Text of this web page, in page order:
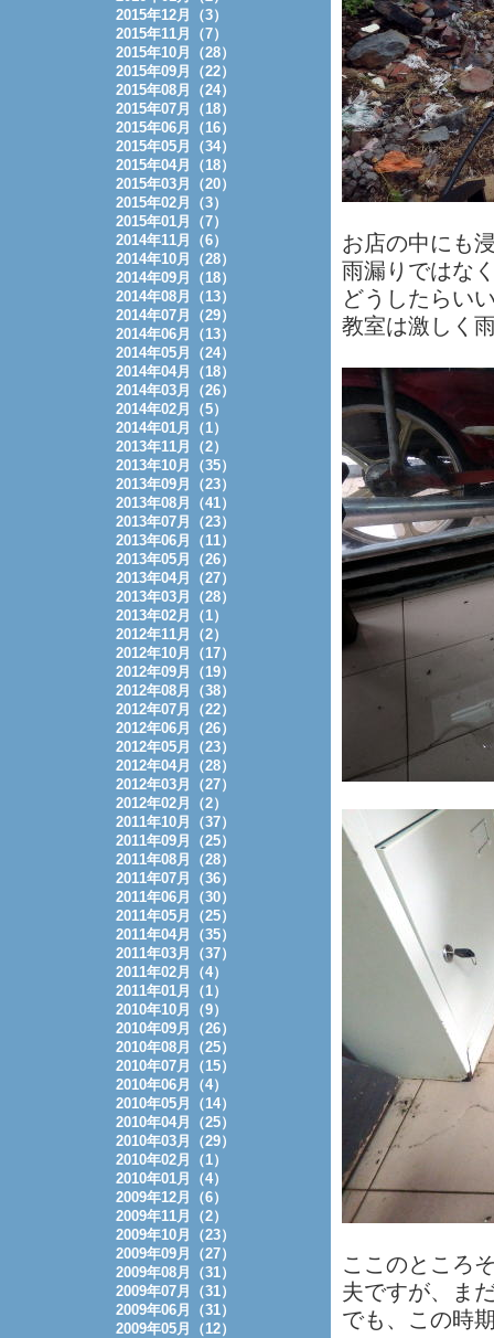
お店の中にも
雨漏りではな
どうしたらい
教室は激しく
ここのところ
夫ですが、ま
でも、この時
2015年12月（3）
2015年11月（7）
2015年10月（28）
2015年09月（22）
2015年08月（24）
2015年07月（18）
2015年06月（16）
2015年05月（34）
2015年04月（18）
2015年03月（20）
2015年02月（3）
2015年01月（7）
2014年11月（6）
2014年10月（28）
2014年09月（18）
2014年08月（13）
2014年07月（29）
2014年06月（13）
2014年05月（24）
2014年04月（18）
2014年03月（26）
2014年02月（5）
2014年01月（1）
2013年11月（2）
2013年10月（35）
2013年09月（23）
2013年08月（41）
2013年07月（23）
2013年06月（11）
2013年05月（26）
2013年04月（27）
2013年03月（28）
2013年02月（1）
2012年11月（2）
2012年10月（17）
2012年09月（19）
2012年08月（38）
2012年07月（22）
2012年06月（26）
2012年05月（23）
2012年04月（28）
2012年03月（27）
2012年02月（2）
2011年10月（37）
2011年09月（25）
2011年08月（28）
2011年07月（36）
2011年06月（30）
2011年05月（25）
2011年04月（35）
2011年03月（37）
2011年02月（4）
2011年01月（1）
2010年10月（9）
2010年09月（26）
2010年08月（25）
2010年07月（15）
2010年06月（4）
2010年05月（14）
2010年04月（25）
2010年03月（29）
2010年02月（1）
2010年01月（4）
2009年12月（6）
2009年11月（2）
2009年10月（23）
2009年09月（27）
2009年08月（31）
2009年07月（31）
2009年06月（31）
2009年05月（12）